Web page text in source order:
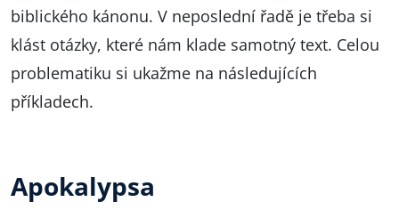
biblického kánonu. V neposlední řadě je třeba si
klást otázky, které nám klade samotný text. Celou
problematiku si ukažme na následujících
příkladech.
Apokalypsa